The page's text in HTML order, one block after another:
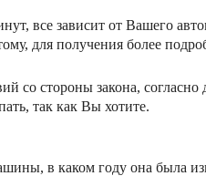
все зависит от Вашего
для получения более
стороны закона, согласно
так как Вы хотите.
в каком году она была